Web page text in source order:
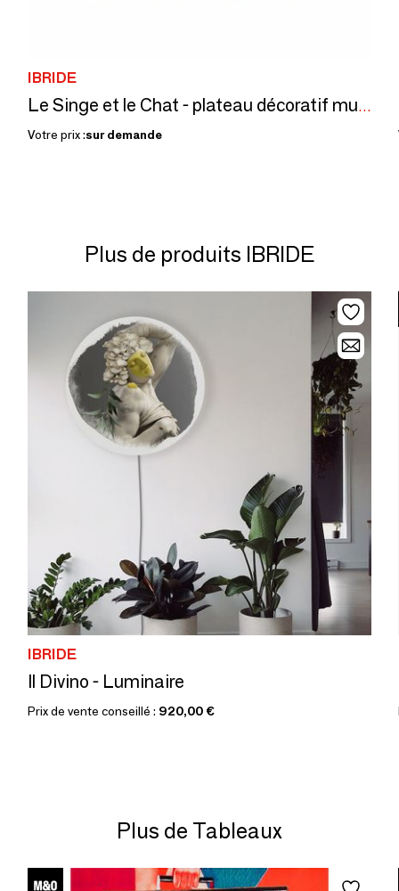
IBRIDE
Le Singe et le Chat - plateau décoratif mural
Votre prix :sur demande
Plus de produits IBRIDE
IBRIDE
Il Divino - Luminaire
Prix de vente conseillé : 920,00 €
Plus de Tableaux